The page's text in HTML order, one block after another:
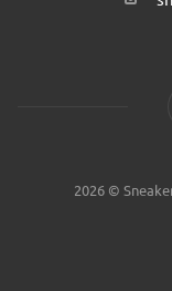
2026 ©